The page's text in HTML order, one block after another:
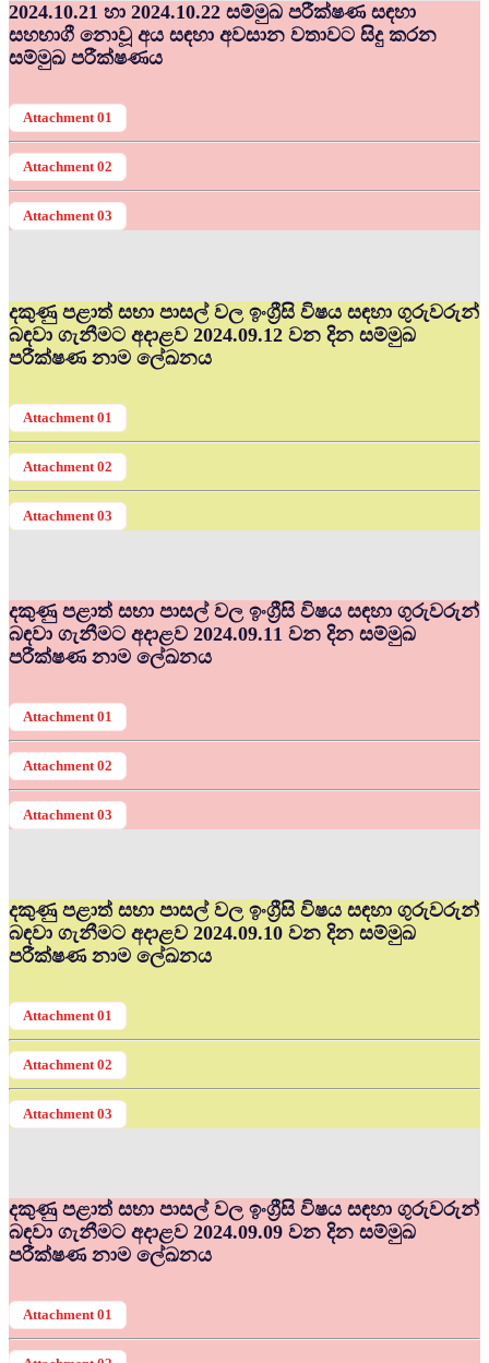
2024.10.21 හා 2024.10.22 සම්මුඛ පරීක්ෂණ සඳහා
සහභාගී නොවූ අය සඳහා අවසාන වතාවට සිදු කරන
සම්මුඛ පරීක්ෂණය
Attachment 01
Attachment 02
Attachment 03
දකුණු පළාත් සභා පාසල් වල ඉංග්‍රීසි විෂය සඳහා ගුරුවරුන්
බඳවා ගැනීමට අදාළව 2024.09.12 වන දින සම්මුඛ
පරීක්ෂණ නාම ලේඛනය
Attachment 01
Attachment 02
Attachment 03
දකුණු පළාත් සභා පාසල් වල ඉංග්‍රීසි විෂය සඳහා ගුරුවරුන්
බඳවා ගැනීමට අදාළව 2024.09.11 වන දින සම්මුඛ
පරීක්ෂණ නාම ලේඛනය
Attachment 01
Attachment 02
Attachment 03
දකුණු පළාත් සභා පාසල් වල ඉංග්‍රීසි විෂය සඳහා ගුරුවරුන්
බඳවා ගැනීමට අදාළව 2024.09.10 වන දින සම්මුඛ
පරීක්ෂණ නාම ලේඛනය
Attachment 01
Attachment 02
Attachment 03
දකුණු පළාත් සභා පාසල් වල ඉංග්‍රීසි විෂය සඳහා ගුරුවරුන්
බඳවා ගැනීමට අදාළව 2024.09.09 වන දින සම්මුඛ
පරීක්ෂණ නාම ලේඛනය
Attachment 01